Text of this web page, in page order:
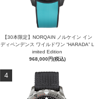
【30本限定】NORQAIN ノルケイン イン
ディペンデンス ワイルドワン “HARADA” L
imited Edition
968,000円(税込)
4